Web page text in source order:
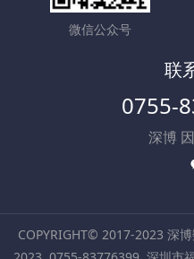
微信公众号
联
0755-
深博
COPYRIGHT© 2017-2023 深